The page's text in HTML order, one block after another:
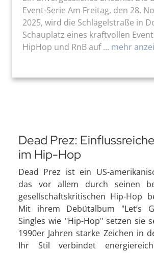
Event-Serie Am Freitag, den 28.
2025, wird die Schlägelstraße in
Schauplatz eines kraftvollen
HipHop und RnB auf ... mehr
Dead Prez:
im Hip-Hop
Dead Prez ist ein US-
das vor allem durch seinen
gesellschaftskritischen Hip-Hop
Mit ihrem Debütalbum "Let’s
Singles wie "Hip-Hop" setzen sie
1990er Jahren starke Zeichen in
Ihr Stil verbindet